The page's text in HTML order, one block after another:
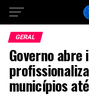
GERAL
Governo
municípios